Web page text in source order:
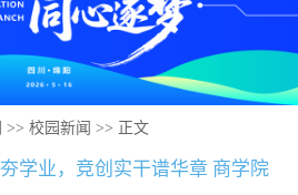
>> 校园新闻 >> 正文
学业，竞创实干谱华章 商学院